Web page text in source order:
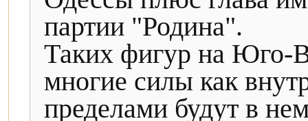
партии "Родина".
Таких фигур на Юго-
многие силы как
пределами будут в